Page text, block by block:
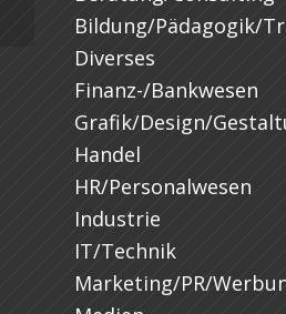
Bildung/Pädagogik/
Diverses
Finanz-/Bankwesen
Grafik/Design/
Handel
HR/Personalwesen
Industrie
IT/Technik
Marketing/PR/